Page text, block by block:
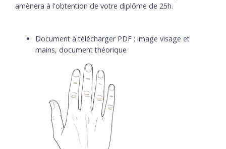
amènera à l'obtention de votre diplôme de 25h.
Document à télécharger PDF : image visage et
mains, document théorique